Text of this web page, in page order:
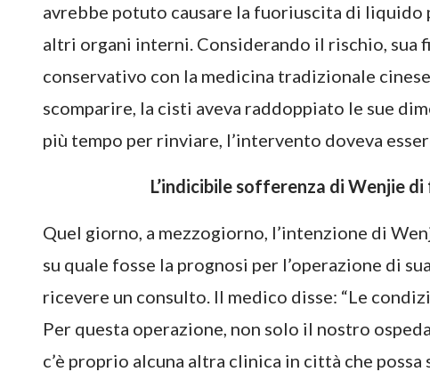
avrebbe potuto causare la fuoriuscita di
altri organi interni. Considerando il rischio, sua
conservativo con la medicina tradizionale
scomparire, la cisti aveva raddoppiato le sue
più tempo per rinviare, l’intervento doveva
L’indicibile sofferenza di Wenjie
Quel giorno, a mezzogiorno, l’intenzione di
su quale fosse la prognosi per l’operazione di
ricevere un consulto. Il medico disse: “Le
Per questa operazione, non solo il nostro
c’è proprio alcuna altra clinica in città che